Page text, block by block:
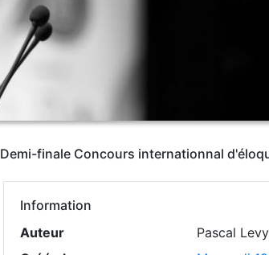
Demi-finale Concours internationnal
Information
Auteur
Pascal Levy